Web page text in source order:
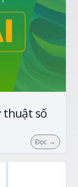
thuật số
Đọc →